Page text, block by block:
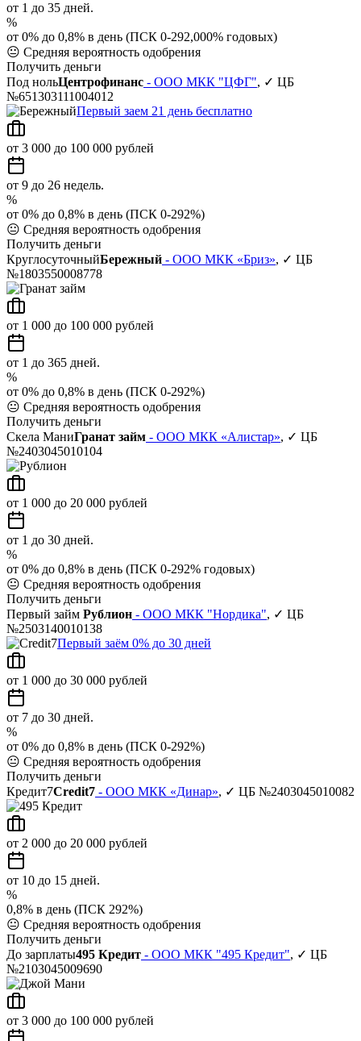
от 1 до 35 дней.
%
от 0% до 0,8% в день (ПСК 0-292,000% годовых)
😐 Средняя вероятность одобрения
Получить деньги
Под нольЦентрофинанс - ООО МКК "ЦФГ", ✓ ЦБ
№651303111004012
Первый заем 21 день бесплатно
от 3 000 до 100 000 рублей
от 9 до 26 недель.
%
от 0% до 0,8% в день (ПСК 0-292%)
😐 Средняя вероятность одобрения
Получить деньги
КруглосуточныйБережный - ООО МКК «Бриз», ✓ ЦБ
№1803550008778
от 1 000 до 100 000 рублей
от 1 до 365 дней.
%
от 0% до 0,8% в день (ПСК 0-292%)
😐 Средняя вероятность одобрения
Получить деньги
Скела МаниГранат займ - ООО МКК «Алистар», ✓ ЦБ
№2403045010104
от 1 000 до 20 000 рублей
от 1 до 30 дней.
%
от 0% до 0,8% в день (ПСК 0-292% годовых)
😐 Средняя вероятность одобрения
Получить деньги
Первый займ Рублион - ООО МКК "Нордика", ✓ ЦБ
№2503140010138
Первый заём 0% до 30 дней
от 1 000 до 30 000 рублей
от 7 до 30 дней.
%
от 0% до 0,8% в день (ПСК 0-292%)
😐 Средняя вероятность одобрения
Получить деньги
Кредит7Credit7 - ООО МКК «Динар», ✓ ЦБ №2403045010082
от 2 000 до 20 000 рублей
от 10 до 15 дней.
%
0,8% в день (ПСК 292%)
😐 Средняя вероятность одобрения
Получить деньги
До зарплаты495 Кредит - ООО МКК "495 Кредит", ✓ ЦБ
№2103045009690
от 3 000 до 100 000 рублей